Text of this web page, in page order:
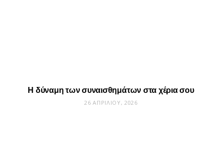
Η δύναμη των συναισθημάτων στα χέρια σου
26 ΑΠΡΙΛΊΟΥ, 2026